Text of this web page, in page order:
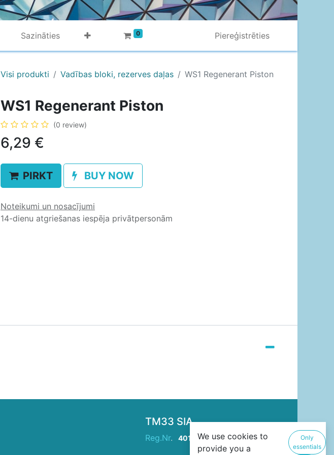
Sazināties 0 Piereģistrēties
Visi produkti Vadības bloki, rezerves daļas WS1 Regenerant Piston
WS1 Regenerant Piston
(0 review)
6,29 €
PIRKT BUY NOW
Noteikumi un nosacījumi
14-dienu atgriešanas iespēja privātpersonām
TM33 SIA
Reg.Nr. 40103946229
We use cookies to
provide you a
Only
essentials